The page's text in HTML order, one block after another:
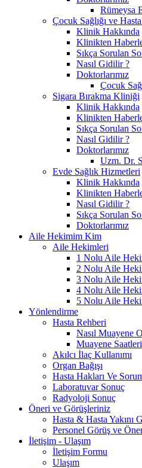
Rümeysa
Çocuk Sağlığı ve
Klinik Hakkında
Klinikten
Sıkça Sorulan
Nasıl Gidilir ?
Doktorlarımız
Çocuk
Sigara Bırakma Kliniği
Klinik Hakkında
Klinikten
Sıkça Sorulan
Nasıl Gidilir ?
Doktorlarımız
Uzm. Dr.
Evde Sağlık Hizmetleri
Klinik Hakkında
Klinikten
Nasıl Gidilir ?
Sıkça Sorulan
Doktorlarımız
Aile Hekimim Kim
Aile Hekimleri
1 Nolu Aile
2 Nolu Aile
3 Nolu Aile
4 Nolu Aile
5 Nolu Aile
Yönlendirme
Hasta Rehberi
Nasıl Muayene
Muayene Saatleri
Akılcı İlaç Kullanımı
Organ Bağışı
Hasta Hakları Ve
Laboratuvar Sonuç
Radyoloji Sonuç
Öneri ve Görüşleriniz
Hasta & Hasta Yakını
Personel Görüş ve
İletişim - Ulaşım
İletişim Formu
Ulaşım